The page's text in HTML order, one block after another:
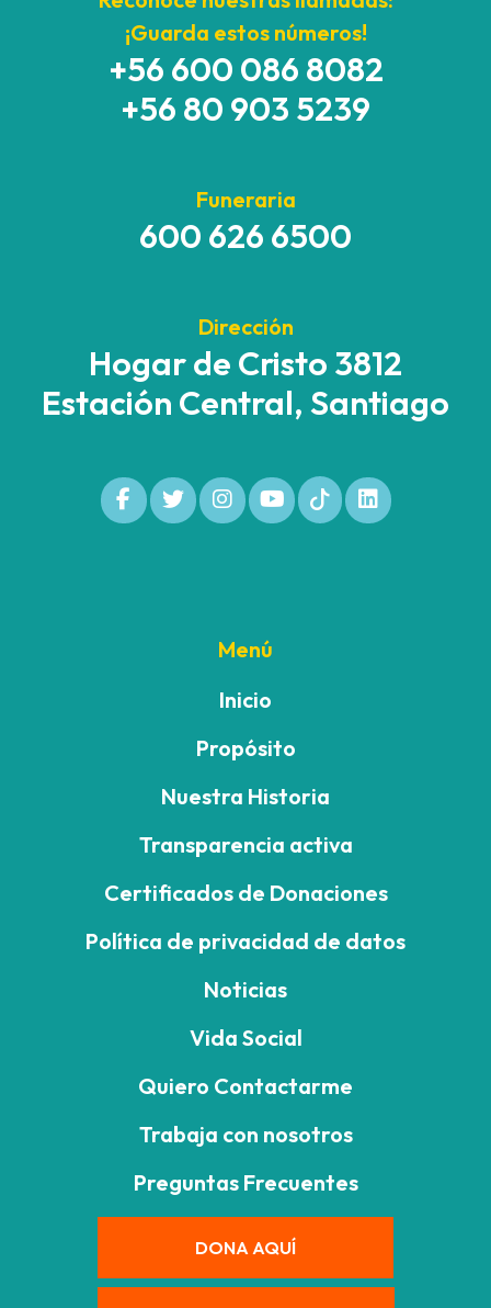
¡Guarda estos números!
+56 600 086 8082
+56 80 903 5239
Funeraria
600 626 6500
Dirección
Hogar de Cristo 3812
Estación Central, Santiago
Menú
Inicio
Propósito
Nuestra Historia
Transparencia activa
Certificados de Donaciones
Política de privacidad de datos
Noticias
Vida Social
Quiero Contactarme
Trabaja con nosotros
Preguntas Frecuentes
DONA AQUÍ